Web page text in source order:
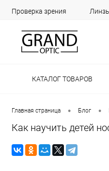
Проверка зрения
КАТАЛОГ ТОВАРОВ
Главная страница • Блог •
Как научить детей